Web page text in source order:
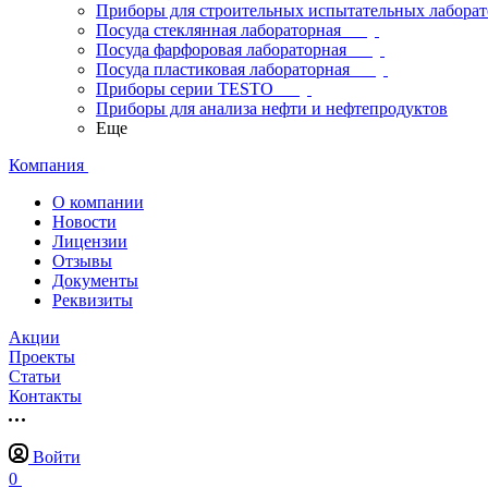
Приборы для строительных испытательных
Посуда стеклянная лабораторная
Посуда фарфоровая лабораторная
Посуда пластиковая лабораторная
Приборы серии TESTO
Приборы для анализа нефти и нефтепродуктов
Еще
Компания
О компании
Новости
Лицензии
Отзывы
Документы
Реквизиты
Акции
Проекты
Статьи
Контакты
Войти
0